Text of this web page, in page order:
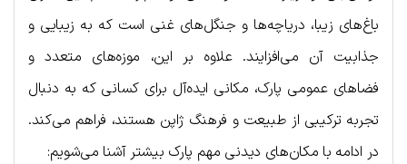
باغ‌های زیبا، دریاچه‌ها و جنگل‌های غنی است که به زیبایی و
جذابیت آن می‌افزایند. علاوه بر این، موزه‌های متعدد و
فضاهای عمومی پارک، مکانی ایده‌آل برای کسانی که به دنبال
تجربه ترکیبی از طبیعت و فرهنگ ژاپن هستند، فراهم می‌کند.​​
در ادامه با مکان‌های دیدنی مهم پارک بیشتر آشنا می‌شویم: